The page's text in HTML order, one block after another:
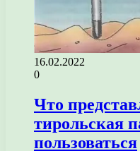
16.02.2022
0
Что
тирольская
пользоваться